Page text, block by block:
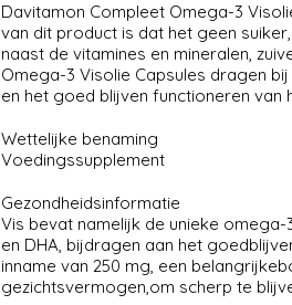
Davitamon Compleet Omega-3
van dit product is dat het geen
naast de vitamines en mineralen,
Omega-3 Visolie Capsules dragen
en het goed blijven functioneren van
Wettelijke benaming
Voedingssupplement
Gezondheidsinformatie
Vis bevat namelijk de unieke omega-
en DHA, bijdragen aan het
inname van 250 mg, een
gezichtsvermogen,om scherp te